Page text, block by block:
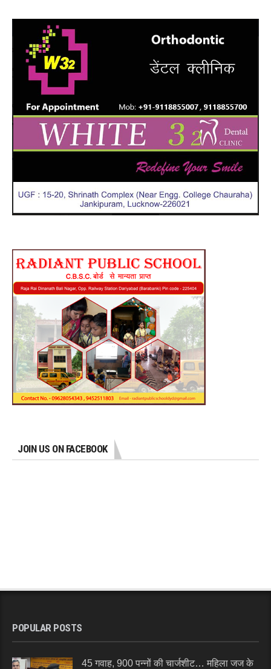
JOIN US ON FACEBOOK
POPULAR POSTS
45 गवाह, 900 पन्नों की चार्जशीट… महिला जज के